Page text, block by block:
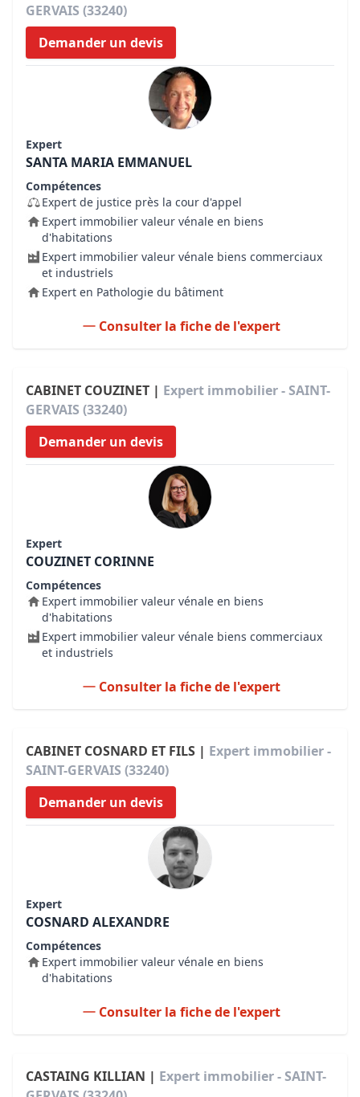
GERVAIS (33240)
Demander un devis
Expert
SANTA MARIA EMMANUEL
Compétences
Expert de justice près la cour d'appel
Expert immobilier valeur vénale en biens
d'habitations
Expert immobilier valeur vénale biens commerciaux
et industriels
Expert en Pathologie du bâtiment
Consulter la fiche de l'expert
CABINET COUZINET | Expert immobilier - SAINT-
GERVAIS (33240)
Demander un devis
Expert
COUZINET CORINNE
Compétences
Expert immobilier valeur vénale en biens
d'habitations
Expert immobilier valeur vénale biens commerciaux
et industriels
Consulter la fiche de l'expert
CABINET COSNARD ET FILS | Expert immobilier -
SAINT-GERVAIS (33240)
Demander un devis
Expert
COSNARD ALEXANDRE
Compétences
Expert immobilier valeur vénale en biens
d'habitations
Consulter la fiche de l'expert
CASTAING KILLIAN | Expert immobilier - SAINT-